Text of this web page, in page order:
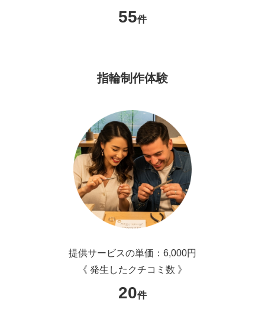
55件
指輪制作体験
提供サービスの単価：6,000円
《 発生したクチコミ数 》
20件